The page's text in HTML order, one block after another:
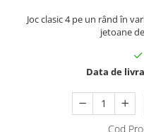
Instrumente muzicale
Jucarii de constructii
Dezvoltare cognitiva
Jocuri matematice
Jucării de sortare
Joc clasic 4 pe un rând în
jetoane
Data de
Cod